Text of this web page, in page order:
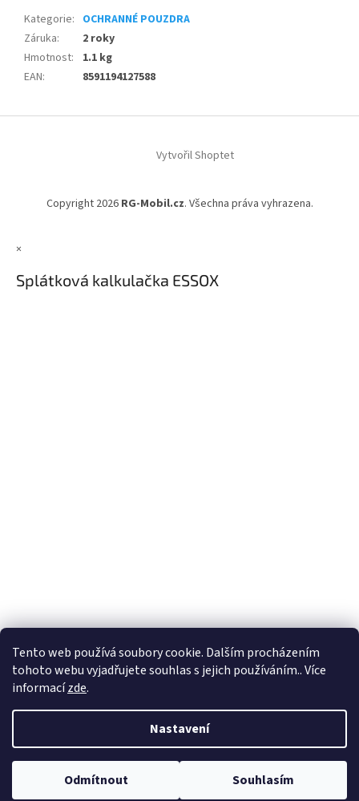
Tento web používá soubory cookie. Dalším procházením
tohoto webu vyjadřujete souhlas s jejich používáním.. Více
informacízde.
Nastavení
Odmítnout Souhlasím
Kategorie: OCHRANNÉ POUZDRA
Záruka:
2 roky
Hmotnost:
1.1 kg
EAN: 8591194127588
Vytvořil Shoptet
Copyright 2026 RG-Mobil.cz. Všechna práva vyhrazena.
×
Splátková kalkulačka ESSOX